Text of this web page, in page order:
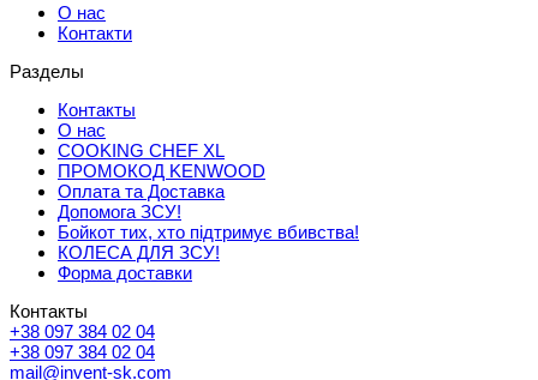
О нас
Контакти
Разделы
Контакты
О нас
COOKING CHEF XL
ПРОМОКОД KENWOOD
Оплата та Доставка
Допомога ЗСУ!
Бойкот тих, хто підтримує вбивства!
КОЛЕСА ДЛЯ ЗСУ!
Форма доставки
Контакты
+38 097 384 02 04
+38 097 384 02 04
mail@invent-sk.com